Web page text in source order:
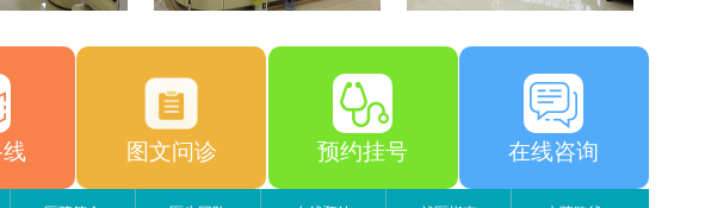
图文问诊 预约挂号 在线咨询